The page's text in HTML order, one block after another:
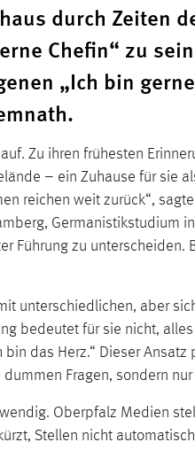
durch Zeiten
Chefin“ zu
„Ich bin
Zu ihren frühesten
– ein Zuhause für sie
reichen weit zurück“,
Germanistikstudium
Führung zu
unterschiedlichen, aber
bedeutet für sie nicht,
das Herz.“ Dieser Ansatz
Fragen, sondern
Oberpfalz Medien
Stellen nicht